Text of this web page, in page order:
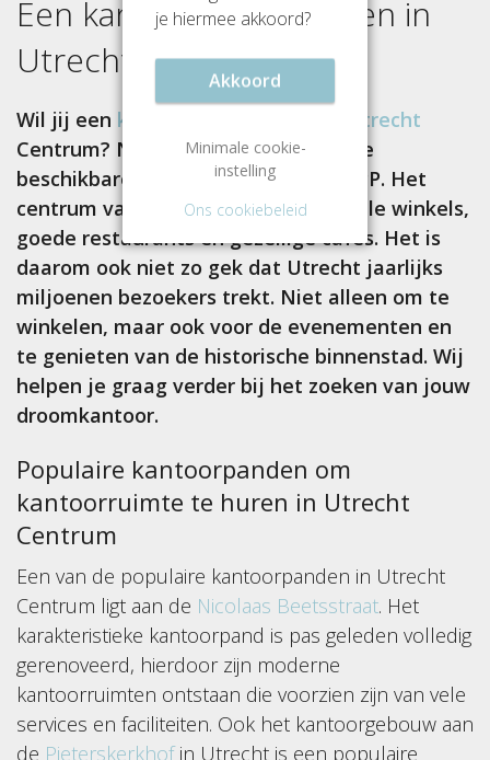
Een kantoorruimte huren in
Utrecht Centrum?
Wil jij een kantoorruimte huren in Utrecht
Centrum? Neem een kijkje tussen de
beschikbare kantoorpanden op SKEPP. Het
centrum van Utrecht leeft, er zijn vele winkels,
goede restaurants en gezellige cafés. Het is
daarom ook niet zo gek dat Utrecht jaarlijks
miljoenen bezoekers trekt. Niet alleen om te
winkelen, maar ook voor de evenementen en
te genieten van de historische binnenstad. Wij
helpen je graag verder bij het zoeken van jouw
droomkantoor.
Populaire kantoorpanden om
kantoorruimte te huren in Utrecht
Centrum
Een van de populaire kantoorpanden in Utrecht
Centrum ligt aan de Nicolaas Beetsstraat. Het
karakteristieke kantoorpand is pas geleden volledig
gerenoveerd, hierdoor zijn moderne
kantoorruimten ontstaan die voorzien zijn van vele
services en faciliteiten. Ook het kantoorgebouw aan
de Pieterskerkhofin Utrecht is een populaire
je hiermee akkoord?
Akkoord
Minimale cookie-
instelling
Ons cookiebeleid